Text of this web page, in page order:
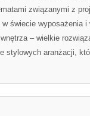
związanymi z
świecie wyposażenia
– wielkie
stylowych aranżacji,